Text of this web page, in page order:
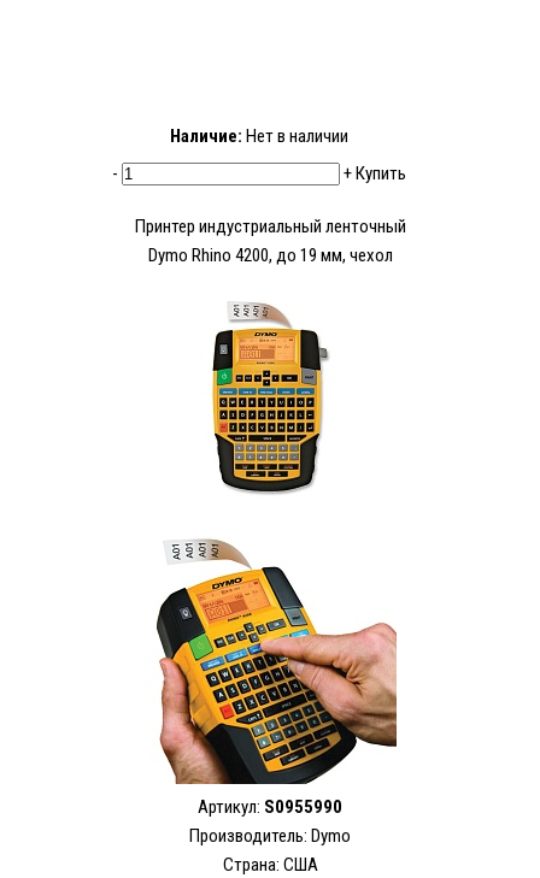
Наличие: Нет в наличии
-
+Купить
Принтер индустриальный ленточный
Dymo Rhino 4200, до 19 мм, чехол
Артикул: S0955990
Производитель: Dymo
Страна: США